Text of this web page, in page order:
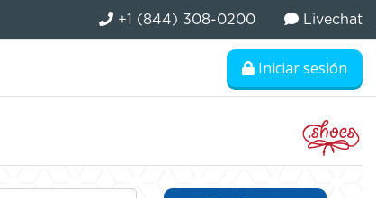
+1 (844) 308-0200 Livechat
Iniciar sesión